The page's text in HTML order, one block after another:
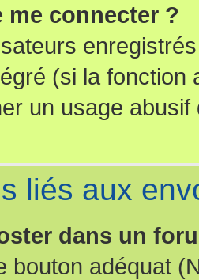
me connecter ?
(si la fonction
un usage
liés aux
dans un
bouton adéquat